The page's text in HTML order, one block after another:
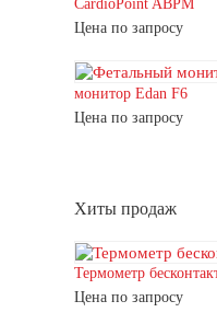
CardioPoint ABPM
Цена по запросу
монитор Edan F6
Цена по запросу
Хиты продаж
Термометр
Цена по запросу